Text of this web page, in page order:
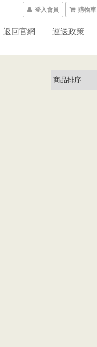
登入會員 購物車
返回官網 運送政策